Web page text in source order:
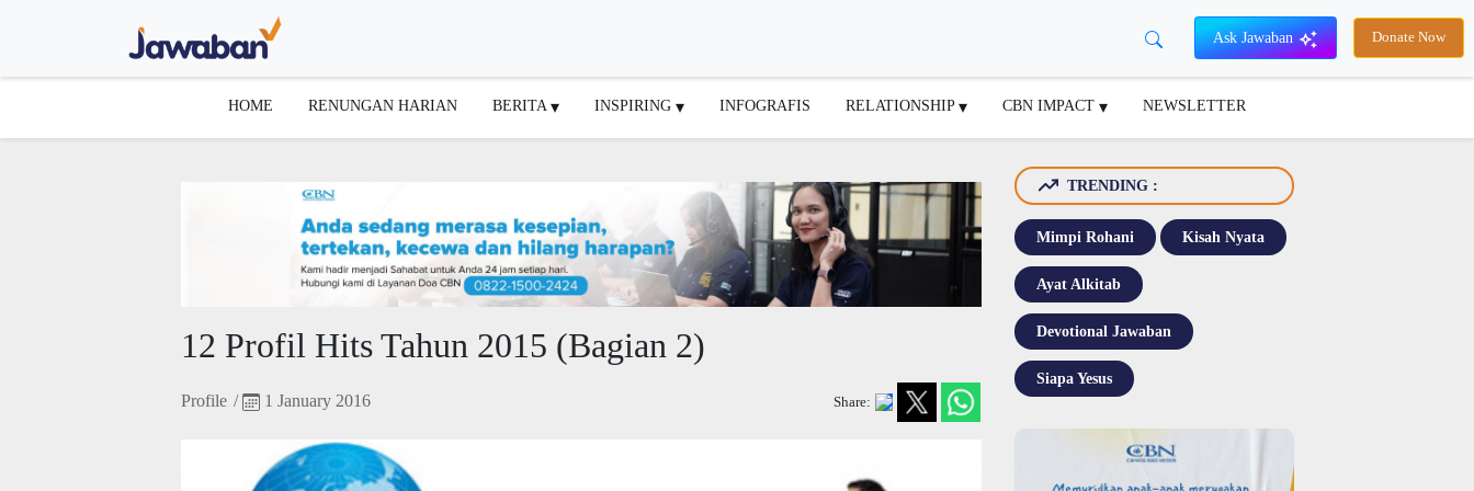
Ask Jawaban Donate Now
HOME RENUNGAN HARIAN BERITA INSPIRING INFOGRAFIS RELATIONSHIP CBN IMPACT NEWSLETTER
12 Profil Hits Tahun 2015 (Bagian 2)
Profile / 1 January 2016 Share:
TRENDING :
Mimpi Rohani Kisah Nyata
Ayat Alkitab
Devotional Jawaban
Siapa Yesus